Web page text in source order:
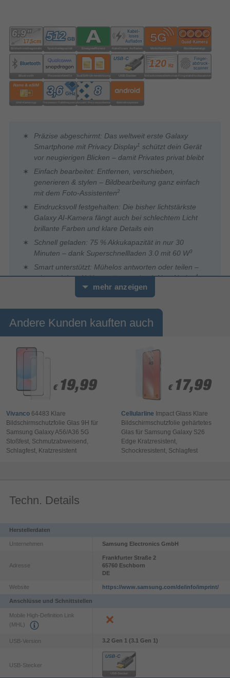
Präzise abgeschirmt: Das weltweit erste Galaxy
Smartphone mit Privacy Display1 schützt dein Gerät
vor neugierigen Blicken – damit Privates privat bleibt
Einfach bearbeitet: Entfernen, verschieben,
generieren & stylen – Bildbearbeitung ganz einfach
mit dem Foto-Assistenten2
Eindrucksvoll festgehalten: Die bisher lichtstärkste
Galaxy AI-Kamera fängt auch bei schlechtem Licht
brillante Farben und klare Details ein
Schnell geladen: 75 % Akkukapazität in nur 30
Minuten – dank Superschnellladen 3.0 mit 60 W3
Smart unterstützt: Mühelos antworten oder teilen –
mit proaktiver AI-Unterstützung durch Now Nudge4
0
Sekunden
von
0Galaxy
S26Ultra_SuperSteadyVideo_15_16x9_3840x2160
Galaxy
Das Galaxy S26 Ultra hat verschiedene
Fachredaktionen überzeugt und hervorragende
Ergebnisse erhalten.
mehr anzeigen
Andere Kunden kauften auch
€ 19,99
€ 19,99
Vivanco 64483 Klare
Bildschirmschutzfolie Glas 9H für
Samsung Galaxy A56/A36 5G
Stoßfest, Schmutzabweisend,
Schlagfest, Kratzresistent
€ 17,99
€ 17,99
Cellularline Impact Glass Klare
Bildschirmschutzfolie gehärtetes
Glas für Samsung Galaxy S26
Edge Kratzresistent,
Schockresistent, Schlagfest
Techn. Details
Herstellerdaten
Unternehmen Samsung Electronics GmbH
Adresse
Frankfurter Straße 2
65760 Eschborn
DE
Website https://www.samsung.com/de/info/imprint/
Anschlüsse und Schnittstellen
Mobile High-Definition Link
(MHL)
USB-Version 3.2 Gen 1 (3.1 Gen 1)
USB-Stecker